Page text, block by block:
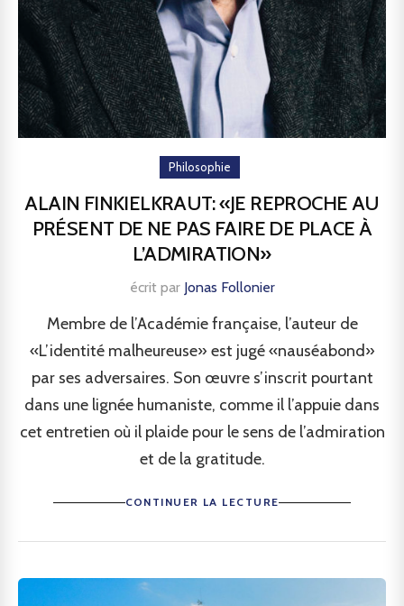
Philosophie
ALAIN FINKIELKRAUT: «JE REPROCHE AU
PRÉSENT DE NE PAS FAIRE DE PLACE À
L’ADMIRATION»
écrit par Jonas Follonier
Membre de l’Académie française, l’auteur de
«L’identité malheureuse» est jugé «nauséabond»
par ses adversaires. Son œuvre s’inscrit pourtant
dans une lignée humaniste, comme il l’appuie dans
cet entretien où il plaide pour le sens de l’admiration
et de la gratitude.
CONTINUER LA LECTURE